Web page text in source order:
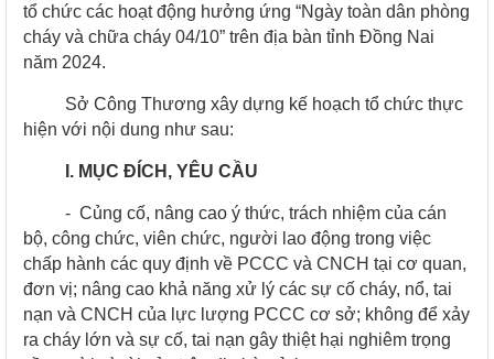
tổ chức các hoạt động hưởng ứng “Ngày toàn dân phòng
cháy và chữa cháy 04/10” trên địa bàn tỉnh Đồng Nai
năm 2024.
Sở Công Thương xây dựng kế hoạch tổ chức thực
hiện với nội dung như sau:
I. MỤC ĐÍCH, YÊU CẦU
- Củng cố, nâng cao ý thức, trách nhiệm của cán
bộ, công chức, viên chức, người lao động trong việc
chấp hành các quy định về PCCC và CNCH tại cơ quan,
đơn vị; nâng cao khả năng xử lý các sự cố cháy, nổ, tai
nạn và CNCH của lực lượng PCCC cơ sở; không để xảy
ra cháy lớn và sự cố, tai nạn gây thiệt hại nghiêm trọng